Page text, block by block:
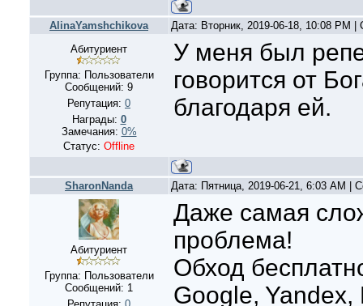
AlinaYamshchikova
Дата: Вторник, 2019-06-18, 10:08 PM
Абитуриент
Группа: Пользователи
Сообщений: 9
Репутация: 0
Награды: 0
Замечания: 0%
Статус: Offline
У меня был
говорится от
благодаря ей.
SharonNanda Дата: Пятница, 2019-06-21, 6:03 AM |
Абитуриент
Группа: Пользователи
Сообщений: 1
Даже самая
проблема!
Обход
Google, Yandex,